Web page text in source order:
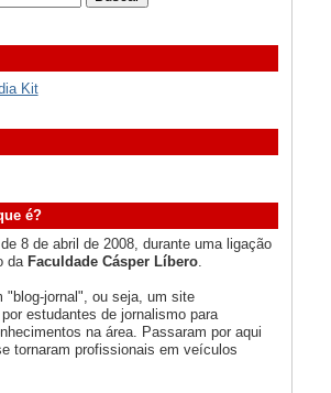
Kit
é?
8 de abril de 2008, durante uma ligação
da Faculdade Cásper Líbero.
"blog-jornal", ou seja, um site
estudantes de jornalismo para
na área. Passaram por aqui
tornaram profissionais em veículos